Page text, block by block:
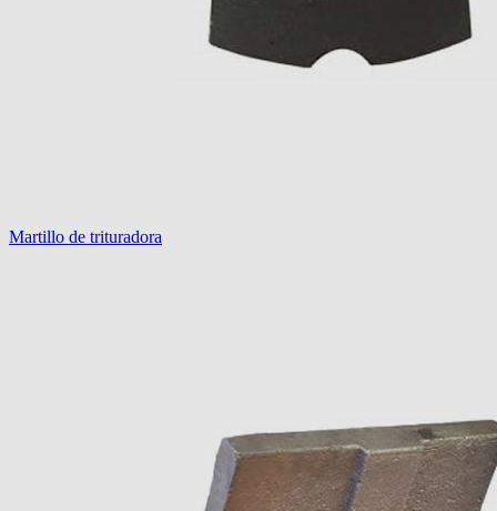
Martillo de trituradora